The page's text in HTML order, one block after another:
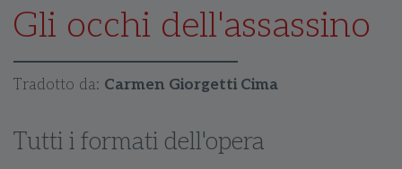
Gli occhi dell'assassino
Tradotto da: Carmen Giorgetti Cima
Tutti i formati dell'opera